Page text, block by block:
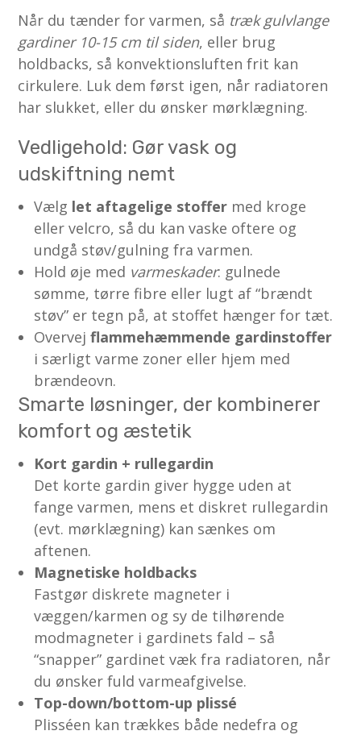
Når du tænder for varmen, så træk gulvlange
gardiner 10-15 cm til siden, eller brug
holdbacks, så konvektionsluften frit kan
cirkulere. Luk dem først igen, når radiatoren
har slukket, eller du ønsker mørklægning.
Vedligehold: Gør vask og
udskiftning nemt
Vælg let aftagelige stoffer med kroge
eller velcro, så du kan vaske oftere og
undgå støv/gulning fra varmen.
Hold øje med varmeskader: gulnede
sømme, tørre fibre eller lugt af “brændt
støv” er tegn på, at stoffet hænger for tæt.
Overvejflammehæmmende gardinstoffer
i særligt varme zoner eller hjem med
brændeovn.
Smarte løsninger, der kombinerer
komfort og æstetik
Kort gardin + rullegardin
Det korte gardin giver hygge uden at
fange varmen, mens et diskret rullegardin
(evt. mørklægning) kan sænkes om
aftenen.
Magnetiske holdbacks
Fastgør diskrete magneter i
væggen/karmen og sy de tilhørende
modmagneter i gardinets fald – så
“snapper” gardinet væk fra radiatoren, når
du ønsker fuld varmeafgivelse.
Top-down/bottom-up plissé
Plisséen kan trækkes både nedefra og